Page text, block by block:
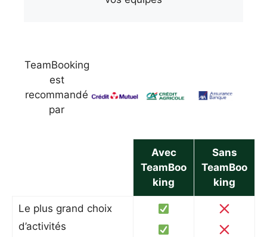
TeamBooking
est
recommandé
par
Avec
TeamBoo
king
Sans
TeamBoo
king
Le plus grand choix
d’activités